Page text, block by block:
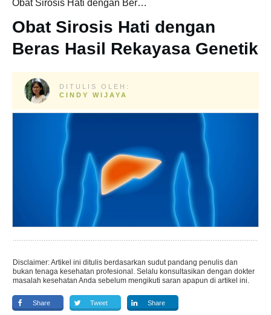
Obat Sirosis Hati dengan Beras Hasil Rekayasa Genetik
Obat Sirosis Hati dengan
Beras Hasil Rekayasa Genetik
DITULIS OLEH:
CINDY WIJAYA
Disclaimer: Artikel ini ditulis berdasarkan sudut pandang penulis dan
bukan tenaga kesehatan profesional. Selalu konsultasikan dengan dokter
masalah kesehatan Anda sebelum mengikuti saran apapun di artikel ini.
Share Tweet Share